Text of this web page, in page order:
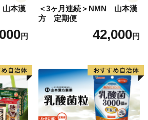
と納税）コールセンター
中無休（1/1～1/3を除く）
本漢
円
＜3ヶ月連続＞NMN 山本漢
方 定期便
42,000円